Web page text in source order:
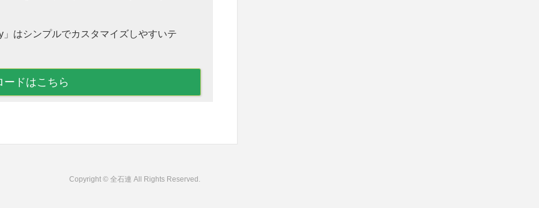
はシンプルでカスタマイズしやすいテ
ードはこちら
Copyright © 全石連 All Rights Reserved.